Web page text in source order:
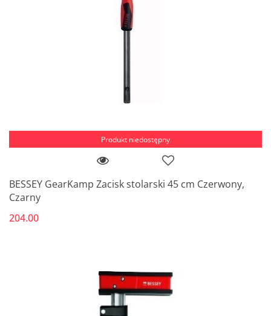
Produkt niedostępny
BESSEY GearKamp Zacisk stolarski 45 cm Czerwony,
Czarny
204.00